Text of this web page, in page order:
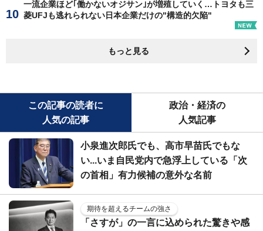
一流企業ほど｢働かないオジサン｣が増殖していく…トヨタも三
菱UFJも逃れられない日本企業だけの"構造的欠陥"
もっと見る
この記事の読者に
人気の記事
政治・経済の
人気記事
小泉進次郎氏でも、高市早苗氏でもな
い...いま自民党内で急浮上している「次
の首相」有力候補の意外な名前
期待を超えるチームの強さ
「さすが」の一言に込められた驚きや感